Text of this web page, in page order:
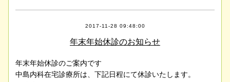
2017-11-28 09:48:00
年末年始休診のお知らせ
年末年始休診のご案内です
中島内科在宅診療所は、下記日程にて休診いたします。